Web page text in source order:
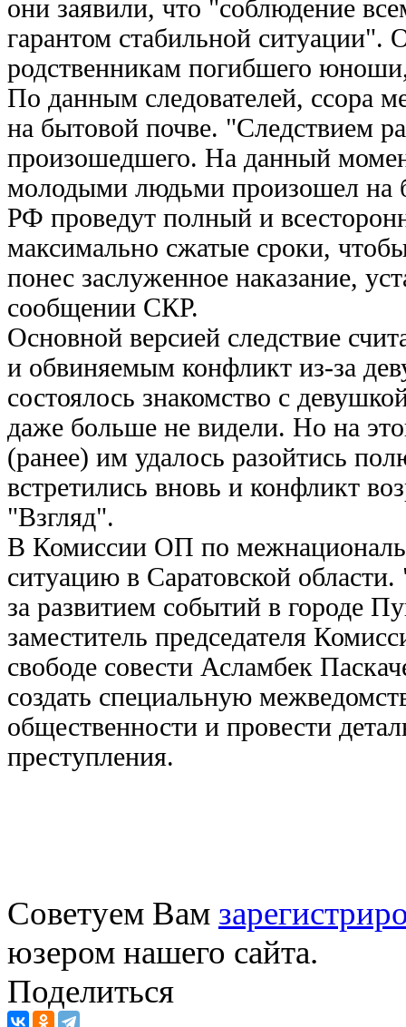
они заявили, что "соблюдение
гарантом стабильной ситуации".
родственникам погибшего
По данным следователей, ссора
на бытовой почве. "Следствием
произошедшего. На данный
молодыми людьми произошел на
РФ проведут полный и
максимально сжатые сроки,
понес заслуженное наказание,
сообщении СКР.
Основной версией следствие
и обвиняемым конфликт из-за
состоялось знакомство с
даже больше не видели. Но на
(ранее) им удалось разойтись
встретились вновь и конфликт
"Взгляд".
В Комиссии ОП по
ситуацию в Саратовской
за развитием событий в городе
заместитель председателя
свободе совести Асламбек
создать специальную
общественности и провести
преступления.
Советуем Вам
юзером нашего сайта.
Поделиться